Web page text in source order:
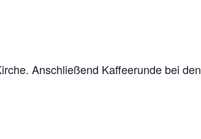
Anschließend Kaffeerunde bei den